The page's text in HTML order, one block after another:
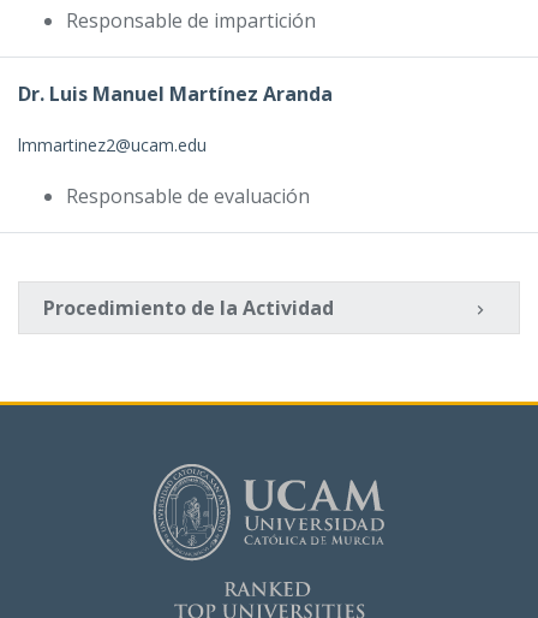
Responsable de impartición
Dr. Luis Manuel Martínez Aranda
lmmartinez2@ucam.edu
Responsable de evaluación
Procedimiento de la Actividad